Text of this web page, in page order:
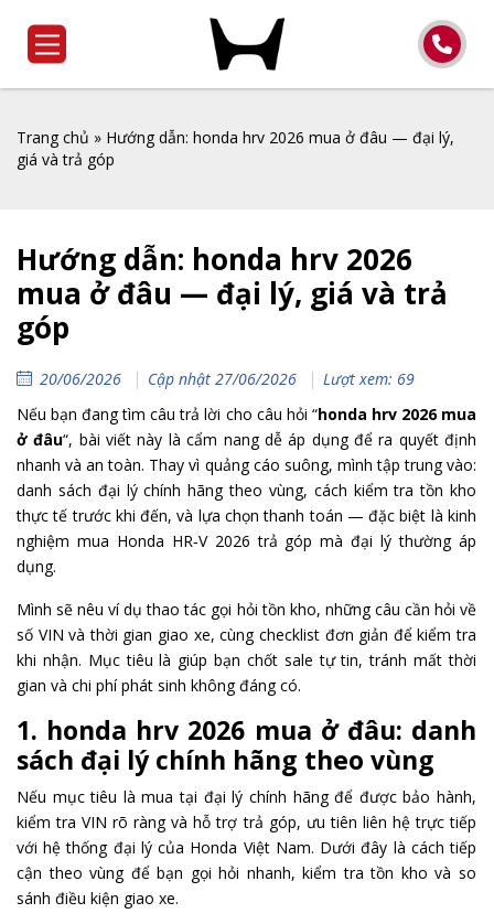
Trang chủ » Hướng dẫn: honda hrv 2026 mua ở đâu — đại lý,
giá và trả góp
Hướng dẫn: honda hrv 2026
mua ở đâu — đại lý, giá và trả
góp
20/06/2026 Cập nhật 27/06/2026
Lượt xem: 69
Nếu bạn đang tìm câu trả lời cho câu hỏi “honda hrv 2026 mua
ở đâu“, bài viết này là cẩm nang dễ áp dụng để ra quyết định
nhanh và an toàn. Thay vì quảng cáo suông, mình tập trung vào:
danh sách đại lý chính hãng theo vùng, cách kiểm tra tồn kho
thực tế trước khi đến, và lựa chọn thanh toán — đặc biệt là kinh
nghiệm mua Honda HR‑V 2026 trả góp mà đại lý thường áp
dụng.
Mình sẽ nêu ví dụ thao tác gọi hỏi tồn kho, những câu cần hỏi về
số VIN và thời gian giao xe, cùng checklist đơn giản để kiểm tra
khi nhận. Mục tiêu là giúp bạn chốt sale tự tin, tránh mất thời
gian và chi phí phát sinh không đáng có.
1. honda hrv 2026 mua ở đâu: danh
sách đại lý chính hãng theo vùng
Nếu mục tiêu là mua tại đại lý chính hãng để được bảo hành,
kiểm tra VIN rõ ràng và hỗ trợ trả góp, ưu tiên liên hệ trực tiếp
với hệ thống đại lý của Honda Việt Nam. Dưới đây là cách tiếp
cận theo vùng để bạn gọi hỏi nhanh, kiểm tra tồn kho và so
sánh điều kiện giao xe.